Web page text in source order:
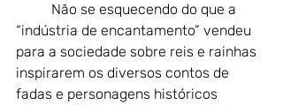
	N
ão se esquecendo do que a
“indústria de encantamento” vendeu
para a sociedade sobre reis e rainhas
inspirarem os diversos contos de
fadas e personagens históricos